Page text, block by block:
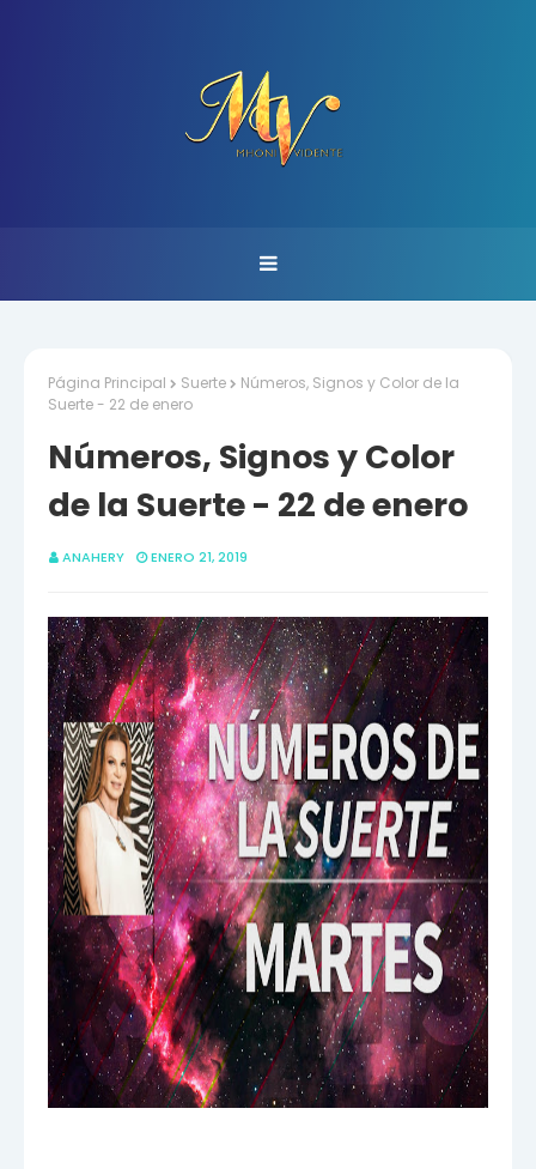
Página Principal Suerte
Números, Signos y Color de la
Suerte - 22 de enero
Números, Signos y Color
de la Suerte - 22 de enero
ANAHERY ENERO 21, 2019